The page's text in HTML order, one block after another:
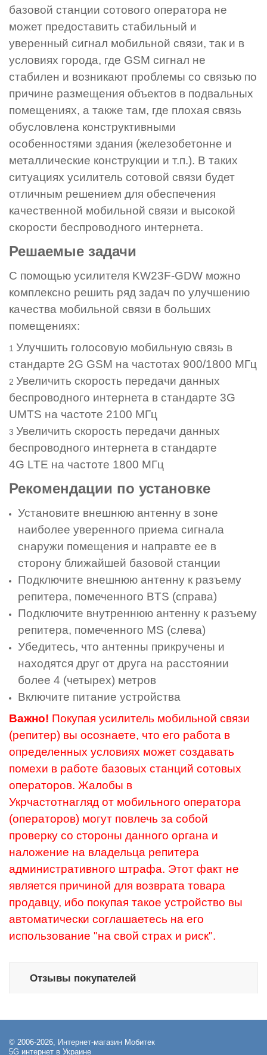
базовой станции сотового оператора не
может предоставить стабильный и
уверенный сигнал мобильной связи, так и в
условиях города, где GSM сигнал не
стабилен и возникают проблемы со связью по
причине размещения объектов в подвальных
помещениях, а также там, где плохая связь
обусловлена конструктивными
особенностями здания (железобетонне и
металлические конструкции и т.п.). В таких
ситуациях усилитель сотовой связи будет
отличным решением для обеспечения
качественной мобильной связи и высокой
скорости беспроводного интернета.
Решаемые задачи
С помощью усилителя KW23F-GDW можно
комплексно решить ряд задач по улучшению
качества мобильной связи в больших
помещениях:
Улучшить голосовую мобильную связь в
стандарте 2G GSM на частотах 900/1800 МГц
Увеличить скорость передачи данных
беспроводного интернета в стандарте 3G
UMTS на частоте 2100 МГц
Увеличить скорость передачи данных
беспроводного интернета в стандарте
4G LTE на частоте 1800 МГц
Рекомендации по установке
Установите внешнюю антенну в зоне
наиболее уверенного приема сигнала
снаружи помещения и направте ее в
сторону ближайшей базовой станции
Подключите внешнюю антенну к разъему
репитера, помеченного BTS (справа)
Подключите внутреннюю антенну к разъему
репитера, помеченного MS (слева)
Убедитесь, что антенны прикручены и
находятся друг от друга на расстоянии
более 4 (четырех) метров
Включите питание устройства
Важно! Покупая усилитель мобильной связи
(репитер) вы осознаете, что его работа в
определенных условиях может создавать
помехи в работе базовых станций сотовых
операторов. Жалобы в
Укрчастотнагляд от мобильного оператора
(операторов) могут повлечь за собой
проверку со стороны данного органа и
наложение на владельца репитера
административного штрафа. Этот факт не
является причиной для возврата товара
продавцу, ибо покупая такое устройство вы
автоматически соглашаетесь на его
использование "на свой страх и риск".
Отзывы покупателей
© 2006-2026, Интернет-магазин Мобитек
5G интернет в Украине